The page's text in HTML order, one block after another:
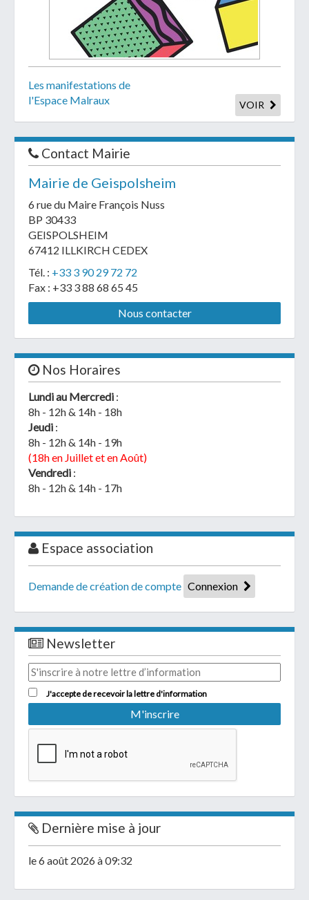
Les manifestations de
l'Espace Malraux
VOIR
Contact Mairie
Mairie de Geispolsheim
6 rue du Maire François Nuss
BP 30433
GEISPOLSHEIM
67412 ILLKIRCH CEDEX
Tél. : +33 3 90 29 72 72
Fax : +33 3 88 68 65 45
Nous contacter
Nos Horaires
Lundi au Mercredi :
8h - 12h & 14h - 18h
Jeudi :
8h - 12h & 14h - 19h
(18h en Juillet et en Août)
Vendredi :
8h - 12h & 14h - 17h
Espace association
Demande de création de compte Connexion
Newsletter
J'accepte de recevoir la lettre d'information
Dernière mise à jour
le 6 août 2026 à 09:32